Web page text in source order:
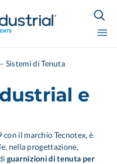

Sistemi di Tenuta
e
con il marchio Tecnotex, è
nella progettazione,
guarnizioni di tenuta per